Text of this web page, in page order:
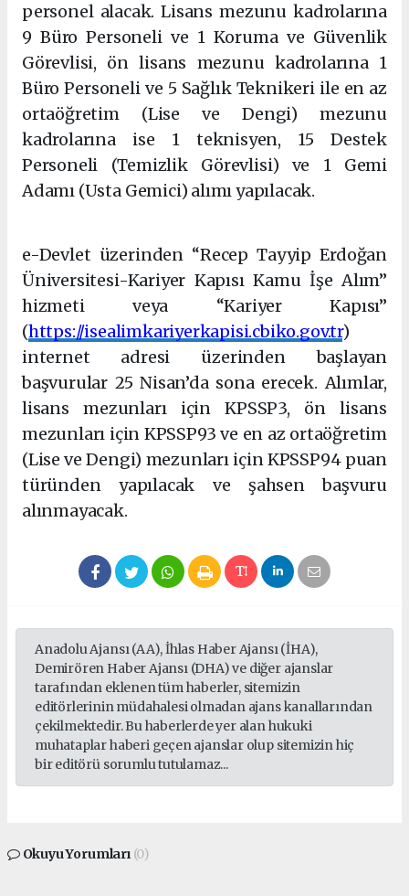
personel alacak. Lisans mezunu kadrolarına
9 Büro Personeli ve 1 Koruma ve Güvenlik
Görevlisi, ön lisans mezunu kadrolarına 1
Büro Personeli ve 5 Sağlık Teknikeri ile en az
ortaöğretim (Lise ve Dengi) mezunu
kadrolarına ise 1 teknisyen, 15 Destek
Personeli (Temizlik Görevlisi) ve 1 Gemi
Adamı (Usta Gemici) alımı yapılacak.
e-Devlet üzerinden “Recep Tayyip Erdoğan
Üniversitesi-Kariyer Kapısı Kamu İşe Alım”
hizmeti veya “Kariyer Kapısı”
(https://isealimkariyerkapisi.cbiko.gov.tr)
internet adresi üzerinden başlayan
başvurular 25 Nisan’da sona erecek. Alımlar,
lisans mezunları için KPSSP3, ön lisans
mezunları için KPSSP93 ve en az ortaöğretim
(Lise ve Dengi) mezunları için KPSSP94 puan
türünden yapılacak ve şahsen başvuru
alınmayacak.
Anadolu Ajansı (AA), İhlas Haber Ajansı (İHA),
Demirören Haber Ajansı (DHA) ve diğer ajanslar
tarafından eklenen tüm haberler, sitemizin
editörlerinin müdahalesi olmadan ajans kanallarından
çekilmektedir. Bu haberlerde yer alan hukuki
muhataplar haberi geçen ajanslar olup sitemizin hiç
bir editörü sorumlu tutulamaz...
Okuyu Yorumları (0)